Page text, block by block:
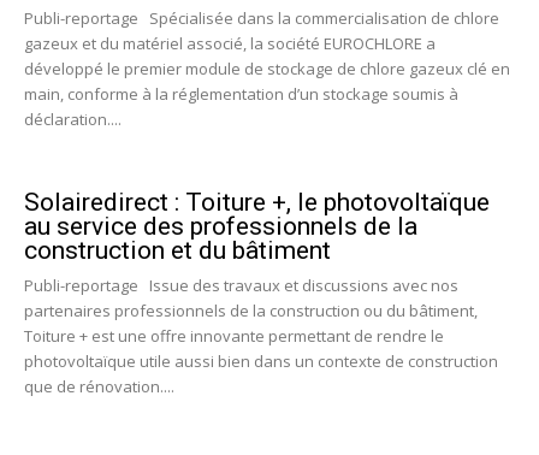
Publi-reportage Spécialisée dans la commercialisation de chlore
gazeux et du matériel associé, la société EUROCHLORE a
développé le premier module de stockage de chlore gazeux clé en
main, conforme à la réglementation d’un stockage soumis à
déclaration....
Solairedirect : Toiture +, le photovoltaïque
au service des professionnels de la
construction et du bâtiment
Publi-reportage Issue des travaux et discussions avec nos
partenaires professionnels de la construction ou du bâtiment,
Toiture + est une offre innovante permettant de rendre le
photovoltaïque utile aussi bien dans un contexte de construction
que de rénovation....